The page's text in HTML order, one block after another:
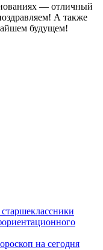
— отличный
А также
будущем!
на сегодня